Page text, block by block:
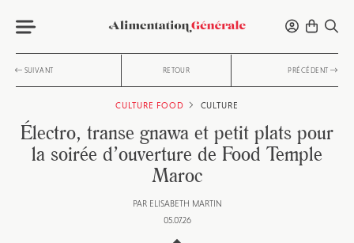
SUIVANT RETOUR PRÉCÉDENT
CULTURE FOOD CULTURE
Électro, transe gnawa et petit plats pour
la soirée d’ouverture de Food Temple
Maroc
PAR ELISABETH MARTIN
05.07.26